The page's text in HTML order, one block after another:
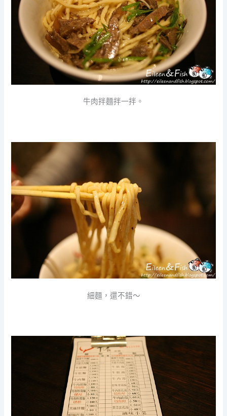
牛肉拌麵拌一拌。
細麵，還不錯～